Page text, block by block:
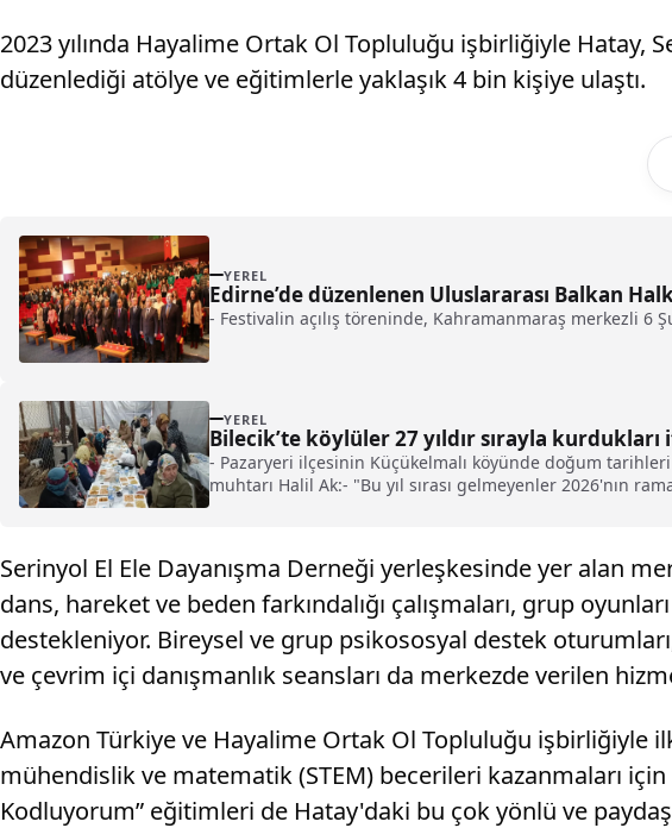
2023 yılında Hayalime Ortak Ol Topluluğu işbirliğiyle
düzenlediği atölye ve eğitimlerle yaklaşık 4 bin kişiye ulaştı.
YEREL
Edirne’de düzenlenen Uluslararası Balkan
- Festivalin açılış töreninde, Kahramanmaraş merkezli 6
YEREL
Bilecik’te köylüler 27 yıldır sırayla
- Pazaryeri ilçesinin Küçükelmalı köyünde doğum
muhtarı Halil Ak:- "Bu yıl sırası gelmeyenler 2026'nın
Serinyol El Ele Dayanışma Derneği yerleşkesinde yer alan
dans, hareket ve beden farkındalığı çalışmaları, grup
destekleniyor. Bireysel ve grup psikososyal destek
ve çevrim içi danışmanlık seansları da merkezde verilen
Amazon Türkiye ve Hayalime Ortak Ol Topluluğu işbirliğiyle
mühendislik ve matematik (STEM) becerileri kazanmaları
Kodluyorum” eğitimleri de Hatay'daki bu çok yönlü ve